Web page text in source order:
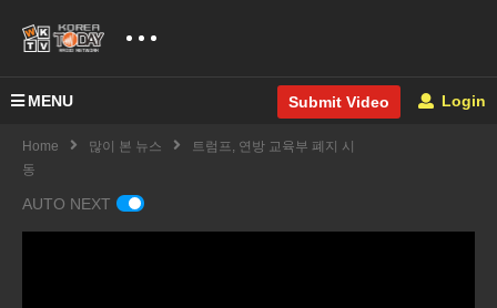
MENU Submit Video Login
Home 많이 본 뉴스
트럼프, 연방 교육부 폐지 시
동
AUTO NEXT